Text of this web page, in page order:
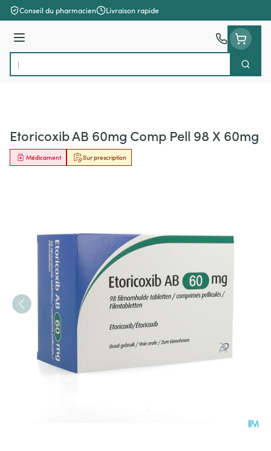
Aller au contenu
Conseil du pharmacien Livraison rapide
Menu
Rechercher
Etoricoxib AB 60mg Comp Pell 98 X 60mg
Sur prescription
Médicament